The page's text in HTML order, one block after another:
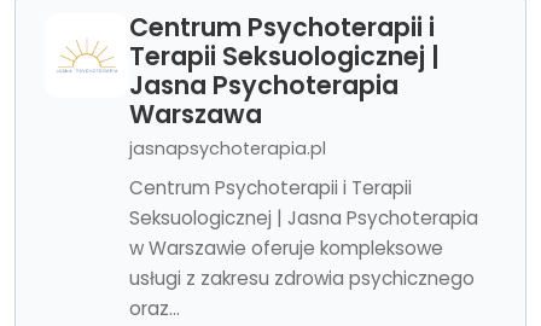
Centrum Psychoterapii i
Terapii Seksuologicznej |
Jasna Psychoterapia
Warszawa
jasnapsychoterapia.pl
Centrum Psychoterapii i Terapii
Seksuologicznej | Jasna Psychoterapia
w Warszawie oferuje kompleksowe
usługi z zakresu zdrowia psychicznego
oraz...